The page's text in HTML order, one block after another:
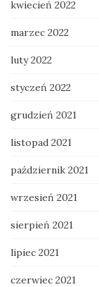
kwiecień 2022
marzec 2022
luty 2022
styczeń 2022
grudzień 2021
listopad 2021
październik 2021
wrzesień 2021
sierpień 2021
lipiec 2021
czerwiec 2021